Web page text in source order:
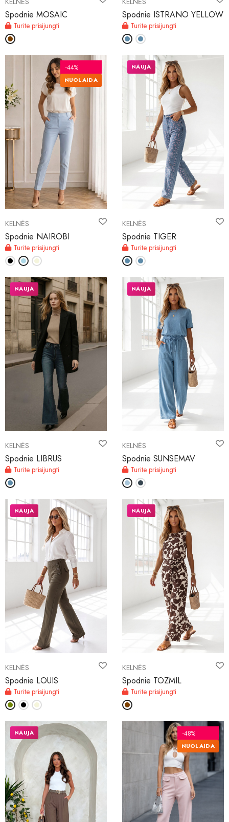
Spodnie MOSAIC
Turite prisijungti
Spodnie ISTRANO YELLOW
Turite prisijungti
KELNĖS
Spodnie NAIROBI
Turite prisijungti
-44%
NUOLAIDA
KELNĖS
Spodnie TIGER
Turite prisijungti
NAUJA
KELNĖS
Spodnie LIBRUS
Turite prisijungti
NAUJA
KELNĖS
Spodnie SUNSEMAV
Turite prisijungti
NAUJA
KELNĖS
Spodnie LOUIS
Turite prisijungti
NAUJA
KELNĖS
Spodnie TOZMIL
Turite prisijungti
NAUJA
NAUJA -48%
NUOLAIDA